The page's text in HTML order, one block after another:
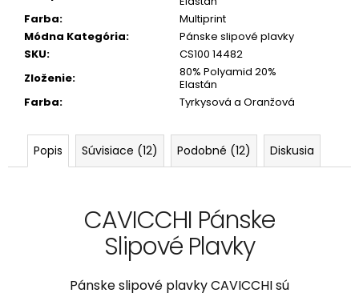
Farba:
Multiprint
Módna Kategória:
Pánske slipové plavky
SKU:
CS100 14482
Zloženie:
80% Polyamid 20%
Elastán
Farba: Tyrkysová a Oranžová
Popis Súvisiace (12) Podobné (12) Diskusia
CAVICCHI Pánske
Slipové Plavky
Pánske slipové plavky CAVICCHI sú